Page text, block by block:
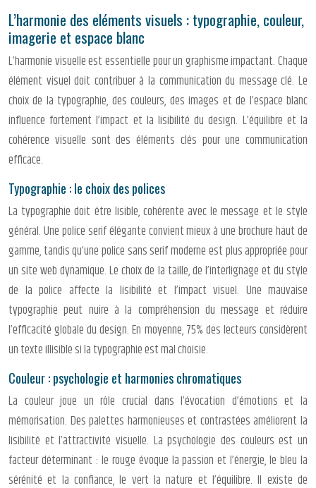
L’harmonie des eléments visuels : typographie, couleur,
imagerie et espace blanc
L’harmonie visuelle est essentielle pour un graphisme impactant. Chaque
élément visuel doit contribuer à la communication du message clé. Le
choix de la typographie, des couleurs, des images et de l’espace blanc
influence fortement l’impact et la lisibilité du design. L’équilibre et la
cohérence visuelle sont des éléments clés pour une communication
efficace.
Typographie : le choix des polices
La typographie doit être lisible, cohérente avec le message et le style
général. Une police serif élégante convient mieux à une brochure haut de
gamme, tandis qu’une police sans serif moderne est plus appropriée pour
un site web dynamique. Le choix de la taille, de l’interlignage et du style
de la police affecte la lisibilité et l’impact visuel. Une mauvaise
typographie peut nuire à la compréhension du message et réduire
l’efficacité globale du design. En moyenne, 75% des lecteurs considèrent
un texte illisible si la typographie est mal choisie.
Couleur : psychologie et harmonies chromatiques
La couleur joue un rôle crucial dans l’évocation d’émotions et la
mémorisation. Des palettes harmonieuses et contrastées améliorent la
lisibilité et l’attractivité visuelle. La psychologie des couleurs est un
facteur déterminant : le rouge évoque la passion et l’énergie, le bleu la
sérénité et la confiance, le vert la nature et l’équilibre. Il existe de